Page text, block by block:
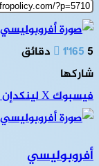
1٬1655 دقائق
شاركها
فيسبوك‫Xلينكدإن
أفروبوليسي